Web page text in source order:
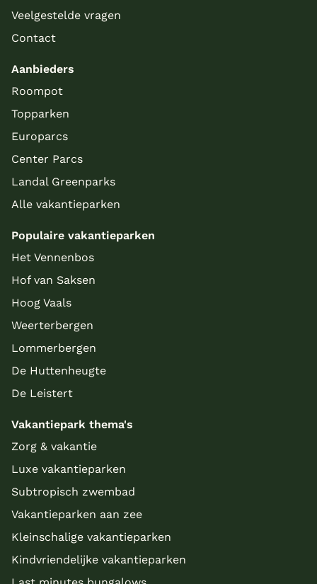
Veelgestelde vragen
Contact
Aanbieders
Roompot
Topparken
Europarcs
Center Parcs
Landal Greenparks
Alle vakantieparken
Populaire vakantieparken
Het Vennenbos
Hof van Saksen
Hoog Vaals
Weerterbergen
Lommerbergen
De Huttenheugte
De Leistert
Vakantiepark thema's
Zorg & vakantie
Luxe vakantieparken
Subtropisch zwembad
Vakantieparken aan zee
Kleinschalige vakantieparken
Kindvriendelijke vakantieparken